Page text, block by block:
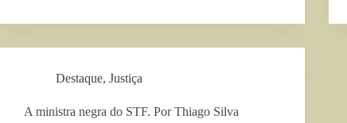
Destaque, Justiça
A ministra negra do STF. Por Thiago Silva